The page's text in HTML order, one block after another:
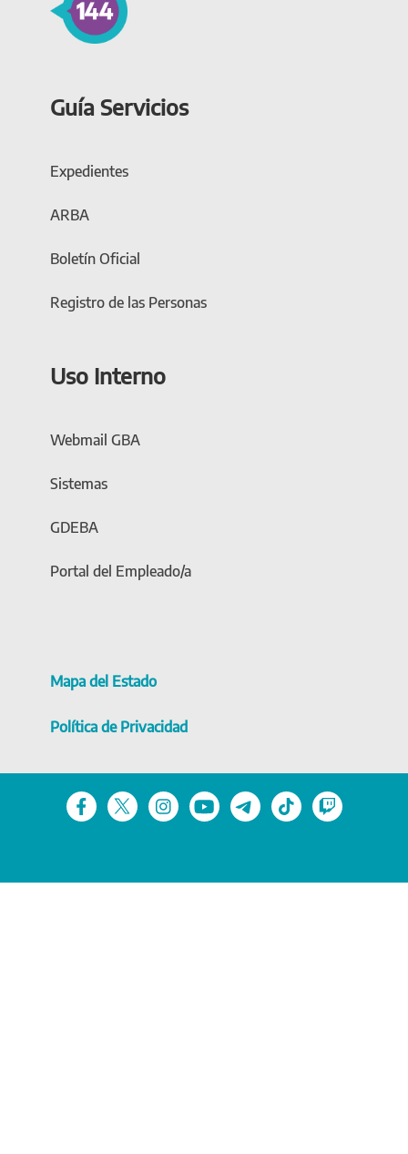
Guía Servicios
Expedientes
ARBA
Boletín Oficial
Registro de las Personas
Uso Interno
Webmail GBA
Sistemas
GDEBA
Portal del Empleado/a
Mapa del Estado
Política de Privacidad